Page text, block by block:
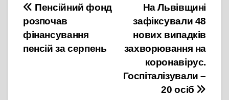
Навігація
записів
На Львівщині
зафіксували 48
нових випадків
захворювання на
коронавірус.
Госпіталізували –
20 осіб
Пенсійний фонд
розпочав
фінансування
пенсій за серпень